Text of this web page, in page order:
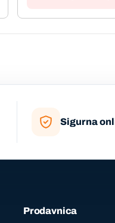
Sigurna
Prodavnica